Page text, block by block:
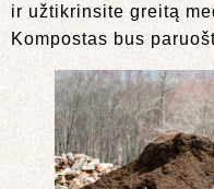
ir užtikrinsite greitą
Kompostas bus